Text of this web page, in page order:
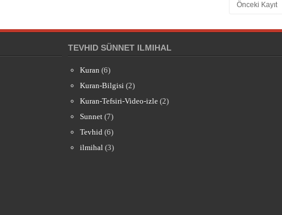
Önceki Kayıt
TEVHID SÜNNET ILMIHAL
Kuran (6)
Kuran-Bilgisi (2)
Kuran-Tefsiri-Video-izle (2)
Sunnet (7)
Tevhid (6)
ilmihal (3)